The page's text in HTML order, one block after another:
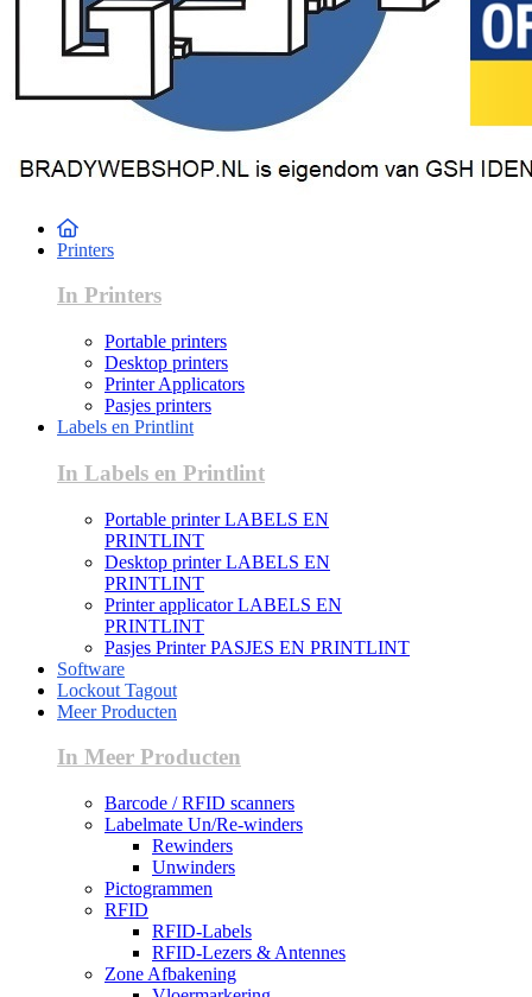
Printers
In Printers
Portable printers
Desktop printers
Printer Applicators
Pasjes printers
Labels en Printlint
In Labels en Printlint
Portable printer LABELS EN
PRINTLINT
Desktop printer LABELS EN
PRINTLINT
Printer applicator LABELS EN
PRINTLINT
Pasjes Printer PASJES EN PRINTLINT
Software
Lockout Tagout
Meer Producten
In Meer Producten
Barcode / RFID scanners
Labelmate Un/Re-winders
Rewinders
Unwinders
Pictogrammen
RFID
RFID-Labels
RFID-Lezers & Antennes
Zone Afbakening